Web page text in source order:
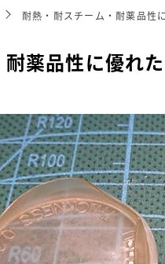
耐熱・耐スチーム・耐薬品性
薬品性に優れ